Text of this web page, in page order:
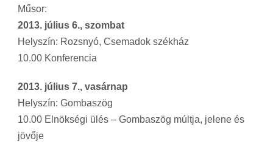
Műsor:
2013. július 6., szombat
Helyszín: Rozsnyó, Csemadok székház
10.00 Konferencia
2013. július 7., vasárnap
Helyszín: Gombaszög
10.00 Elnökségi ülés – Gombaszög múltja, jelene és
jövője